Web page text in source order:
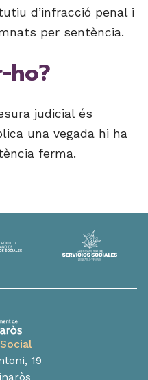
d’infracció penal i
per sentència.
ho?
judicial és
una vegada hi ha
ferma.
19